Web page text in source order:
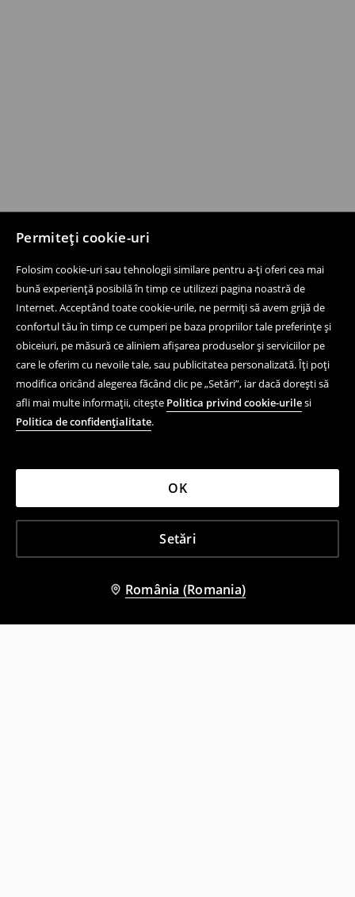
Permiteți cookie-uri
Folosim cookie-uri sau tehnologii similare pentru a-ți oferi cea mai
bună experiență posibilă în timp ce utilizezi pagina noastră de
Internet. Acceptând toate cookie-urile, ne permiți să avem grijă de
confortul tău în timp ce cumperi pe baza propriilor tale preferințe și
obiceiuri, pe măsură ce aliniem afișarea produselor și serviciilor pe
care le oferim cu nevoile tale, sau publicitatea personalizată. Îți poți
modifica oricând alegerea făcând clic pe „Setări”, iar dacă dorești să
afli mai multe informații, citește Politica privind cookie-urilesi
Politica de confidențialitate.
Setări
OK
România (Romania)